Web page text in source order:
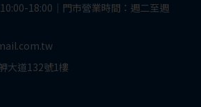
18:00｜門市營業時間：週二至週
大道132號1樓